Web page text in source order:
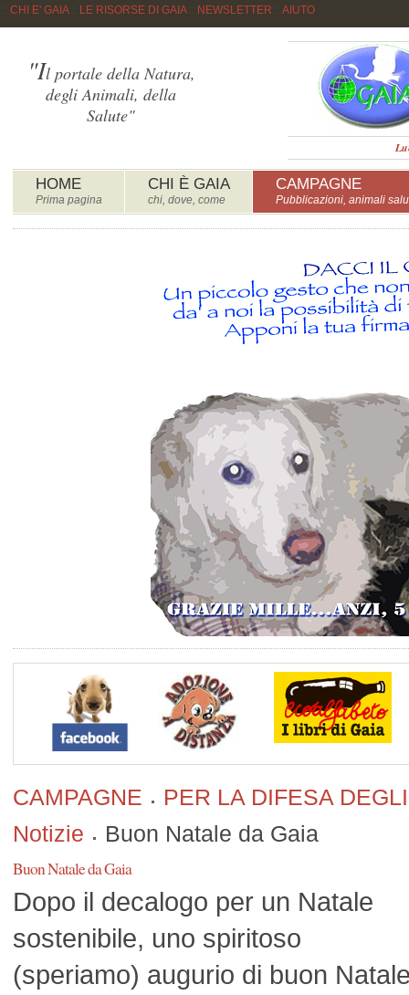
CHI E' GAIA:: LE RISORSE DI GAIA:: NEWSLETTER AIUTO
HOME
Prima pagina
CHI È GAIA
chi, dove, come
CAMPAGNE
Pubblicazioni, animali
"Il portale della Natura,
degli Animali, della
Salute"
CAMPAGNE
PER LA DIFESA
Notizie
Buon Natale da Gaia
Buon Natale da Gaia
Dopo il decalogo per un Natale
sostenibile, uno spiritoso
(speriamo) augurio di buon